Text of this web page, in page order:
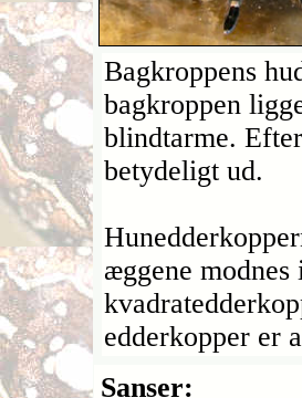
Bagkroppens
bagkroppen
blindtarme.
betydeligt ud.
æggene
edderkopper er
Sanser: